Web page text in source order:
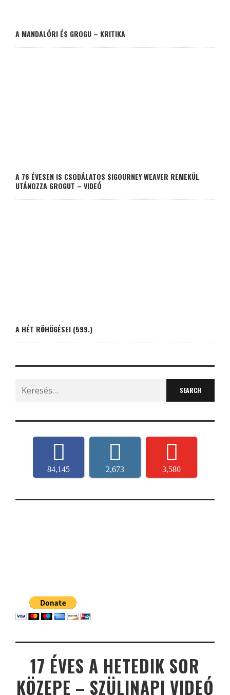
A MANDALÓRI ÉS GROGU – KRITIKA
A 76 ÉVESEN IS CSODÁLATOS SIGOURNEY WEAVER REMEKÜL
UTÁNOZZA GROGUT – VIDEÓ
A HÉT RÖHÖGÉSEI (599.)
Search
for:
84,145 2,673 3,580
17 ÉVES A HETEDIK SOR
KÖZEPE – SZÜLINAPI VIDEÓ